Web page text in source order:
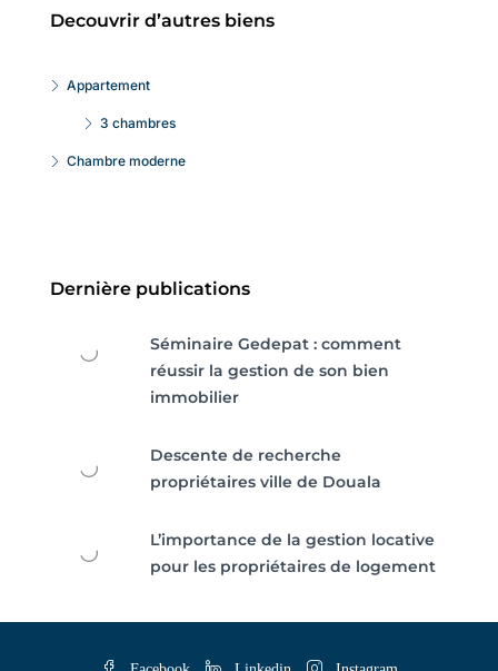
Decouvrir d’autres biens
Appartement
3 chambres
Chambre moderne
Dernière publications
Séminaire Gedepat : comment
réussir la gestion de son bien
immobilier
Descente de recherche
propriétaires ville de Douala
L’importance de la gestion locative
pour les propriétaires de logement